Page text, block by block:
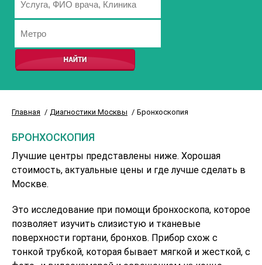
Главная Диагностики Москвы Бронхоскопия
БРОНХОСКОПИЯ
Лучшие центры представлены ниже. Хорошая
стоимость, актуальные цены и где лучше сделать в
Москве.
Это исследование при помощи бронхоскопа, которое
позволяет изучить слизистую и тканевые
поверхности гортани, бронхов. Прибор схож с
тонкой трубкой, которая бывает мягкой и жесткой, с